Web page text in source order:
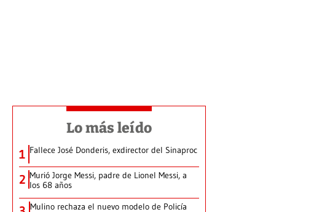
Lo más leído
1 Fallece José Donderis, exdirector del Sinaproc
2 Murió Jorge Messi, padre de Lionel Messi, a
los 68 años
Mulino rechaza el nuevo modelo de Policía